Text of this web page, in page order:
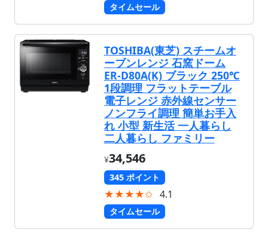
タイムセール
TOSHIBA(東芝) スチームオ
ーブンレンジ 石窯ドーム
ER-D80A(K) ブラック 250℃
1段調理 フラットテーブル
電子レンジ 赤外線センサー
ノンフライ調理 簡単お手入
れ 小型 新生活 一人暮らし
二人暮らし ファミリー
¥34,546
345 ポイント
★★★★✩ 4.1
タイムセール